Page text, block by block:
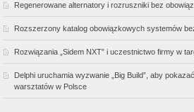
Regenerowane alternatory i rozruszniki bez
Rozszerzony katalog obowiązkowych systemów
Rozwiązania „Sidem NXT” i uczestnictwo firmy w
Delphi uruchamia wyzwanie „Big Build”, aby
warsztatów w Polsce